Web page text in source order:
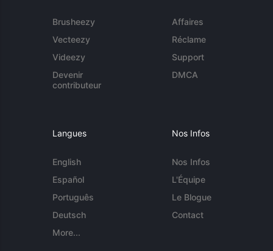
Brusheezy
Vecteezy
Videezy
Devenir
contributeur
Affaires
Réclame
Support
DMCA
Langues
English
Español
Português
Deutsch
More...
Nos Infos
Nos Infos
L'Équipe
Le Blogue
Contact